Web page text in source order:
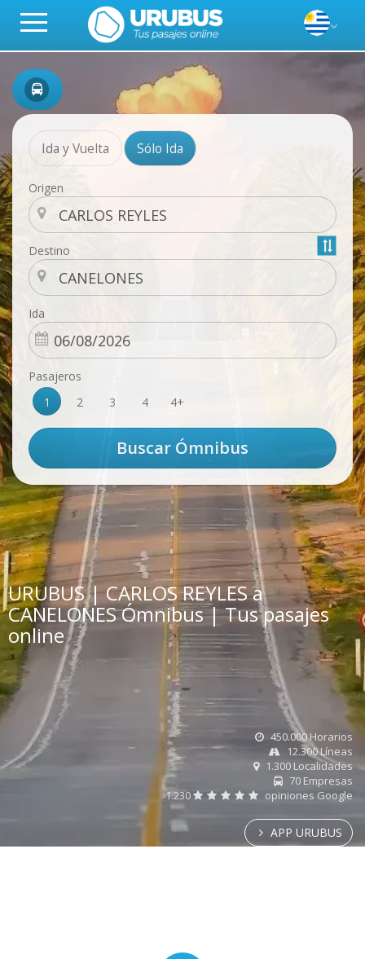
Ida y Vuelta Sólo Ida
Origen
Destino
Ida
Pasajeros
1
2 3 4 4+
URUBUS | CARLOS REYLES a
CANELONES Ómnibus | Tus pasajes
online
450.000 Horarios
12.300 Líneas
1.300 Localidades
70 Empresas
1.230
opiniones Google
APP URUBUS